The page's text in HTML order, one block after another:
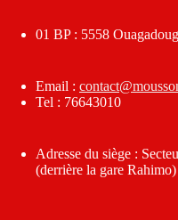
01 BP : 5558
Email :
Tel : 76643010
Adresse du siège :
(derrière la gare Rahimo)